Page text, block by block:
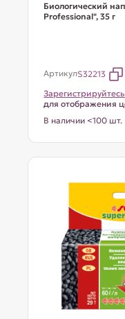
Биологический
Professional", 35 г
АртикулS32213
Зарегистрируйтесь
для отображения
В наличии <100 шт.